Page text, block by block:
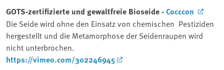
GOTS-zertifizierte und gewaltfreie Bioseide -Cocccon
Die Seide wird ohne den Einsatz von chemischen Pestiziden
hergestellt und die Metamorphose der Seidenraupen wird
nicht unterbrochen.
https://vimeo.com/302246945